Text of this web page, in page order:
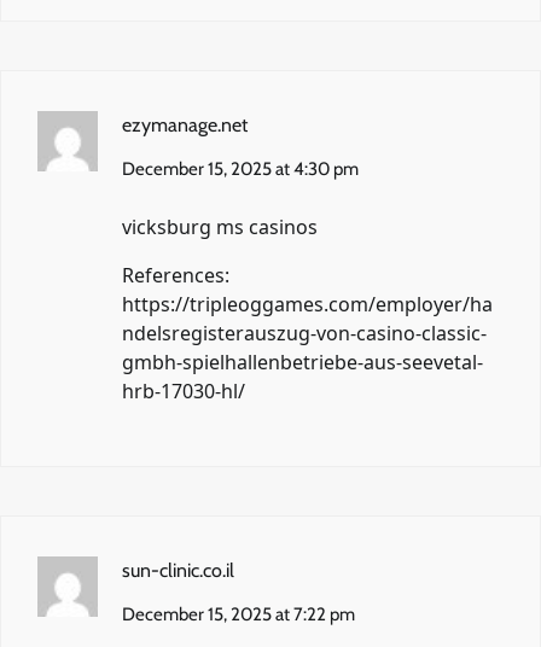
ezymanage.net
December 15, 2025 at 4:30 pm
vicksburg ms casinos
References:
https://tripleoggames.com/employer/ha
ndelsregisterauszug-von-casino-classic-
gmbh-spielhallenbetriebe-aus-seevetal-
hrb-17030-hl/
sun-clinic.co.il
December 15, 2025 at 7:22 pm